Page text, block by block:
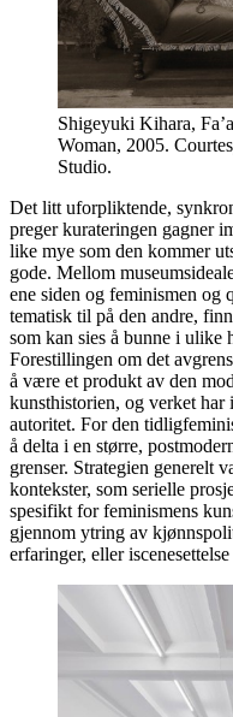
Shigeyuki Kihara,
Woman, 2005.
Studio.
Det litt uforpliktende,
preger kurateringen gagner
like mye som den kommer
gode. Mellom
ene siden og feminismen og
tematisk til på den andre,
som kan sies å bunne i ulike
Forestillingen om det
å være et produkt av den
kunsthistorien, og verket har
autoritet. For den
å delta i en større,
grenser. Strategien generelt
kontekster, som serielle
spesifikt for feminismens
gjennom ytring av
erfaringer, eller